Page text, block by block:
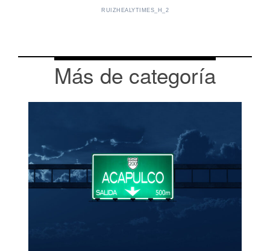
RUIZHEALYTIMES_H_2
Más de categoría